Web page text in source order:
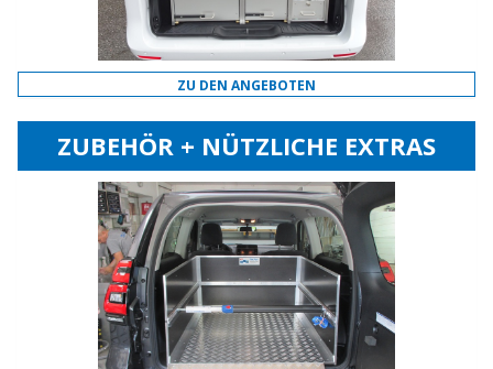
ZU DEN ANGEBOTEN
ZUBEHÖR + NÜTZLICHE EXTRAS